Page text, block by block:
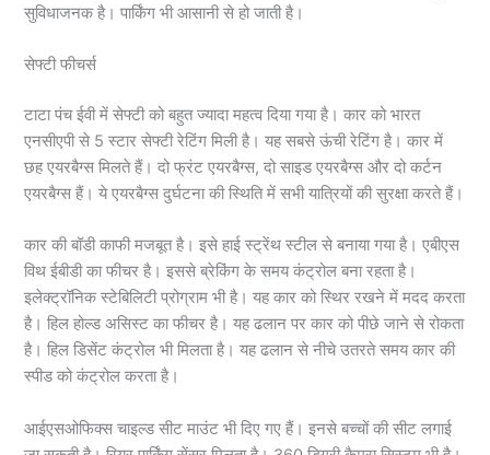
सुविधाजनक है। पार्किंग भी आसानी से हो जाती है।
सेफ्टी फीचर्स
टाटा पंच ईवी में सेफ्टी को बहुत ज्यादा महत्व दिया गया है। कार को भारत
एनसीएपी से 5 स्टार सेफ्टी रेटिंग मिली है। यह सबसे ऊंची रेटिंग है। कार में
छह एयरबैग्स मिलते हैं। दो फ्रंट एयरबैग्स, दो साइड एयरबैग्स और दो कर्टन
एयरबैग्स हैं। ये एयरबैग्स दुर्घटना की स्थिति में सभी यात्रियों की सुरक्षा करते हैं।
कार की बॉडी काफी मजबूत है। इसे हाई स्ट्रेंथ स्टील से बनाया गया है। एबीएस
विथ ईबीडी का फीचर है। इससे ब्रेकिंग के समय कंट्रोल बना रहता है।
इलेक्ट्रॉनिक स्टेबिलिटी प्रोग्राम भी है। यह कार को स्थिर रखने में मदद करता
है। हिल होल्ड असिस्ट का फीचर है। यह ढलान पर कार को पीछे जाने से रोकता
है। हिल डिसेंट कंट्रोल भी मिलता है। यह ढलान से नीचे उतरते समय कार की
स्पीड को कंट्रोल करता है।
आईएसओफिक्स चाइल्ड सीट माउंट भी दिए गए हैं। इनसे बच्चों की सीट लगाई